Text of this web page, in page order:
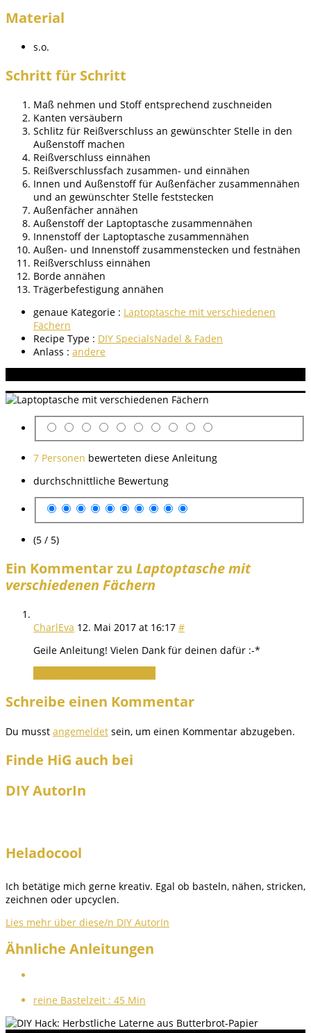
Material
s.o.
Schritt für Schritt
Maß nehmen und Stoff entsprechend zuschneiden
Kanten versäubern
Schlitz für Reißverschluss an gewünschter Stelle in den
Außenstoff machen
Reißverschluss einnähen
Reißverschlussfach zusammen- und einnähen
Innen und Außenstoff für Außenfächer zusammennähen
und an gewünschter Stelle feststecken
Außenfächer annähen
Außenstoff der Laptoptasche zusammennähen
Innenstoff der Laptoptasche zusammennähen
Außen- und Innenstoff zusammenstecken und festnähen
Reißverschluss einnähen
Borde annähen
Trägerbefestigung annähen
genaue Kategorie : Laptoptasche mit verschiedenen
Fächern
Recipe Type : DIY SpecialsNadel & Faden
Anlass : andere
7 Personen bewerteten diese Anleitung
durchschnittliche Bewertung
(5 / 5)
Ein Kommentar zu Laptoptasche mit
verschiedenen Fächern
CharlEva 12. Mai 2017 at 16:17 #
Geile Anleitung! Vielen Dank für deinen dafür :-*
Schreibe einen Kommentar
Du musst angemeldet sein, um einen Kommentar abzugeben.
Finde HiG auch bei
DIY AutorIn
Heladocool
Ich betätige mich gerne kreativ. Egal ob basteln, nähen, stricken,
zeichnen oder upcyclen.
Lies mehr über diese/n DIY AutorIn
Ähnliche Anleitungen
reine Bastelzeit : 45 Min